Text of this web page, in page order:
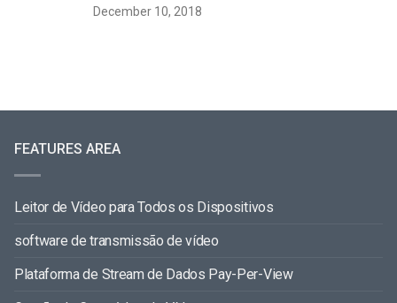
December 10, 2018
FEATURES AREA
Leitor de Vídeo para Todos os Dispositivos
software de transmissão de vídeo
Plataforma de Stream de Dados Pay-Per-View